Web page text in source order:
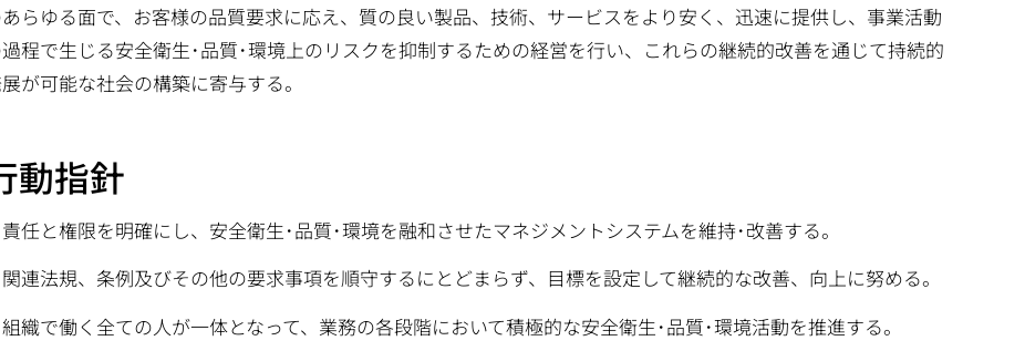
らゆる面で、お客様の品質要求に応え、質の良い製品、技術、サービスをより安く、迅速に提供し、事業活動
程で生じる安全衛生･品質･環境上のリスクを抑制するための経営を行い、これらの継続的改善を通じて持続的
が可能な社会の構築に寄与する。
動指針
責任と権限を明確にし、安全衛生･品質･環境を融和させたマネジメントシステムを維持･改善する。
関連法規、条例及びその他の要求事項を順守するにとどまらず、目標を設定して継続的な改善、向上に努める。
組織で働く全ての人が一体となって、業務の各段階において積極的な安全衛生･品質･環境活動を推進する。